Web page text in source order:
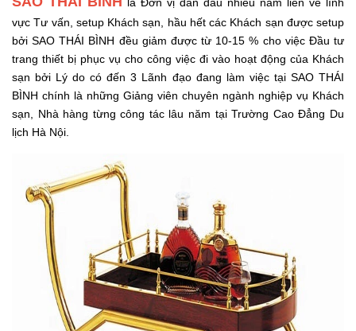
vực Tư vấn, setup Khách sạn, hầu hết các Khách sạn được setup
bởi SAO THÁI BÌNH đều giảm được từ 10-15 % cho việc Đầu tư
trang thiết bị phục vụ cho công việc đi vào hoạt động của Khách
sạn bởi Lý do có đến 3 Lãnh đạo đang làm việc tại SAO THÁI
BÌNH chính là những Giảng viên chuyên ngành nghiệp vụ Khách
sạn, Nhà hàng từng công tác lâu năm tại Trường Cao Đẳng Du
lịch Hà Nội.